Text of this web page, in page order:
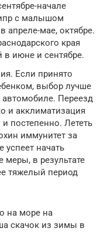
начале
с малышом
апреле-мае, октябре.
края
июне и сентябре.
Если принято
выбор лучше
Переезд
и акклиматизация
постепенно. Лететь
иммунитет за
успеет начать
в результате
тяжелый период
на море на
скачок из зимы в